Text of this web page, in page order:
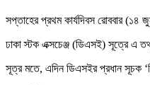
সপ্তাহের প্রথম কার্যদিবস রোববার (১৪
ঢাকা স্টক এক্সচেঞ্জ (ডিএসই) সূত্রে এ
সূত্র মতে, এদিন ডিএসইর প্রধান সূচক